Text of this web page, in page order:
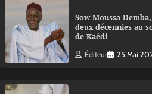
Sow Moussa
deux décennies au
de Kaédi
Éditeur 25 Mai